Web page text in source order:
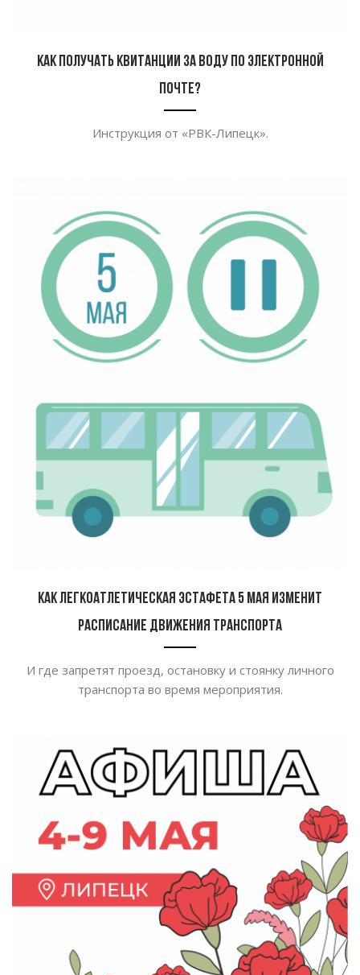
Как получать квитанции за воду по электронной
почте?
Инструкция от «РВК-Липецк».
Как легкоатлетическая эстафета 5 мая изменит
расписание движения транспорта
И где запретят проезд, остановку и стоянку личного
транспорта во время мероприятия.